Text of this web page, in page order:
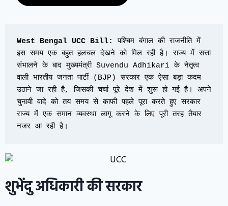
West Bengal UCC Bill:
पश्चिम बंगाल की राजनीति में
इस समय एक बहुत हलचल देखने को मिल रही है। राज्य में सत्ता
संभालने के बाद मुख्यमंत्री Suvendu Adhikari के नेतृत्व
वाली भारतीय जनता पार्टी (BJP) सरकार एक ऐसा बड़ा कदम
उठाने जा रही है, जिसकी चर्चा पूरे देश में शुरू हो गई है। अपने
चुनावी वादे को तय समय से काफी पहले पूरा करते हुए सरकार
राज्य में एक समान व्यवस्था लागू करने के लिए पूरी तरह तैयार
नजर आ रही है।
शुभेंदु अधिकारी की सरकार